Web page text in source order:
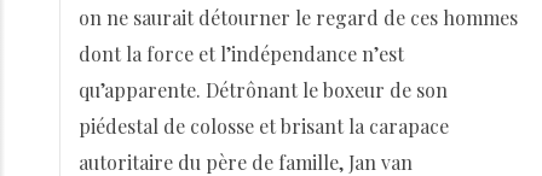
on ne saurait détourner le regard de ces hommes
dont la force et l’indépendance n’est
qu’apparente. Détrônant le boxeur de son
piédestal de colosse et brisant la carapace
autoritaire du père de famille, Jan van